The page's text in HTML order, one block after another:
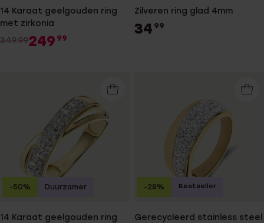
14 Karaat geelgouden ring
met zirkonia
349.99249 99
Zilveren ring glad 4mm
34 99
14 Karaat geelgouden ring
-50% Duurzamer
Gerecycleerd stainless steel
-28% Bestseller